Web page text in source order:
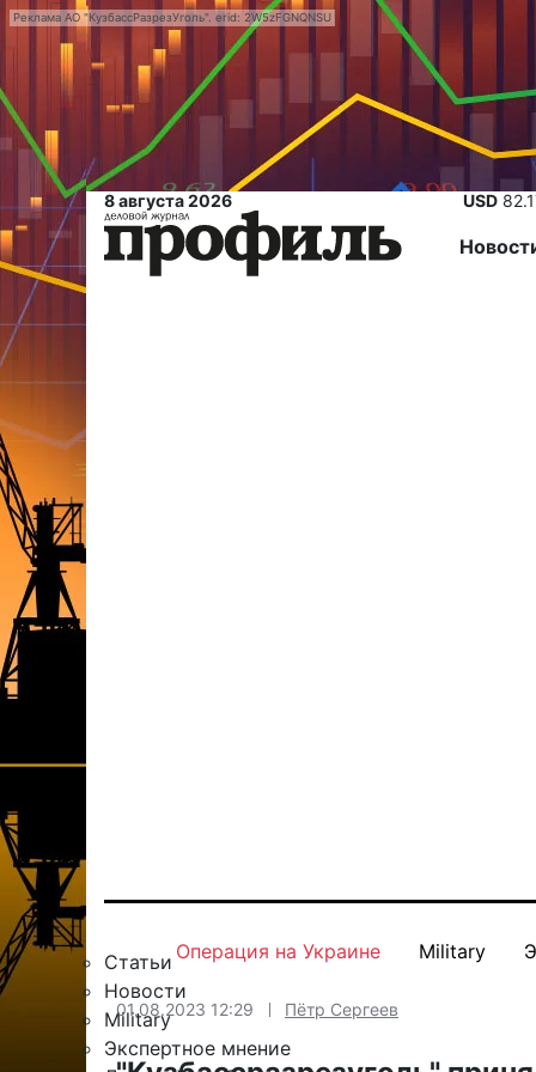
Реклама АО "КузбассРазрезУголь". erid: 2W5zFGNQNSU
8 августа 2026 USD
Статьи
Новости
Military
Экспертное мнение
Операция на Украине Military
01.08.2023 12:29 Пётр Сергеев